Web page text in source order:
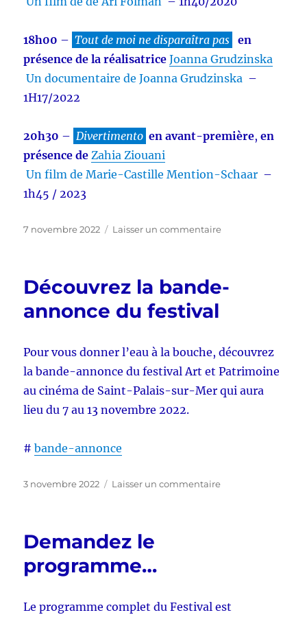
18h00 – Tout de moi ne disparaîtra pas
en
présence de la réalisatrice Joanna Grudzinska
Un documentaire de Joanna Grudzinska –
1H17/2022
20h30 – Divertimento en avant-première,en
présence de Zahia Ziouani
Un film de Marie-Castille Mention-Schaar –
1h45 / 2023
Publié
7 novembre 2022 Laisser un commentairesur
parti
Découvrez la bande-
annonce du festival
Pour vous donner l’eau à la bouche, découvrez
la bande-annonce du festival Art et Patrimoine
au cinéma de Saint-Palais-sur-Mer qui aura
lieu du 7 au 13 novembre 2022.
#bande-annonce
Publié
3 novembre 2022 Laisser un commentairesur
Demandez le
programme…
Le programme complet du Festival est